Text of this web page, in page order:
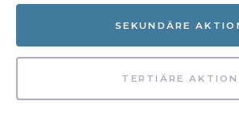
SEKUNDÄRE
TERTIÄRE AKTION